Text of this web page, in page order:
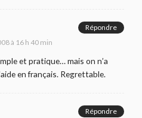
à 16 h 40 min
et pratique… mais on n’a
en français. Regrettable.
Répondre
Répondre